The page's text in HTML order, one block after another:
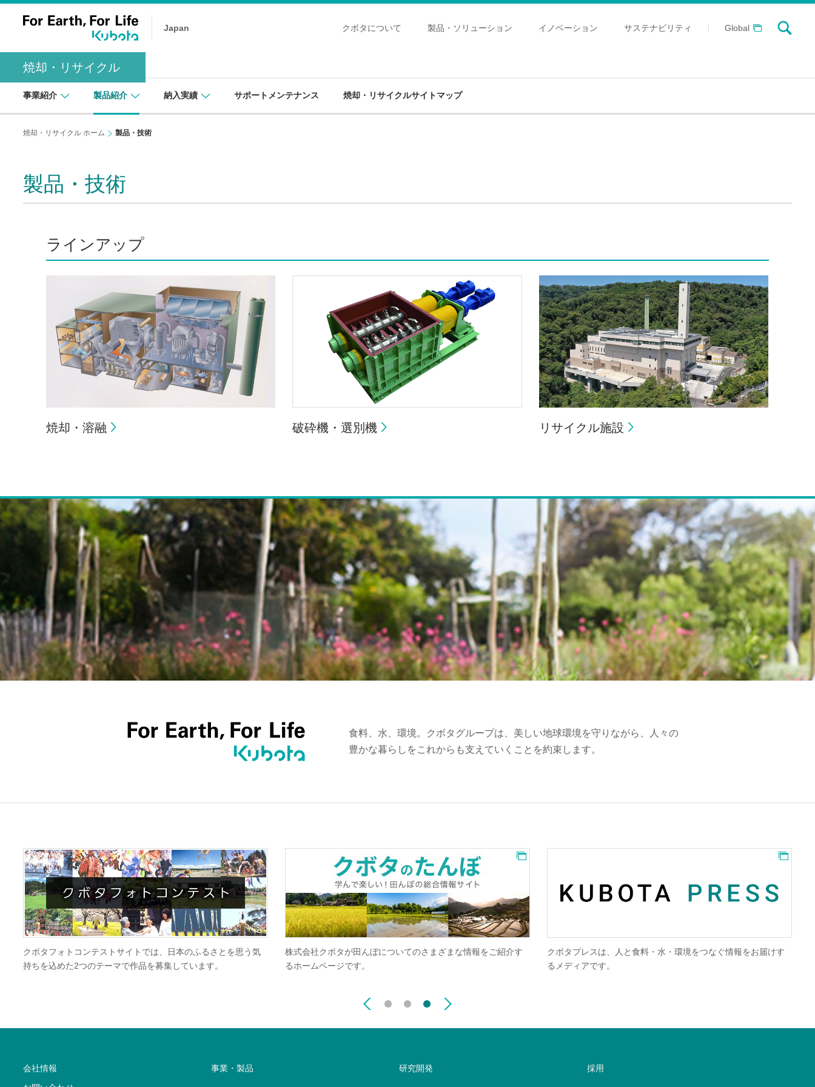
焼却・リサイクル
Japan クボタについて 製品・ソリューション イノベーション サステナビリティ Global
事業紹介 製品紹介 納入実績 サポートメンテナンス 焼却・リサイクルサイトマップ
焼却・リサイクル ホーム 製品・技術
製品・技術
ラインアップ
焼却・溶融 破砕機・選別機 リサイクル施設
食料、水、環境。クボタグループは、美しい地球環境を守りながら、人々の
豊かな暮らしをこれからも支えていくことを約束します。
情報をご紹介す
クボタプレスは、人と食料・水・環境をつなぐ情報をお届けす
るメディアです。
ESG経営を基軸としたクボタの長期ビジョン・中期経営計画を
中心に、財務・非財務情報を紹介しています。
KUBOTA VIRTUAL MUSEUM は、クボタの歴史を
会社情報 事業・製品 研究開発
採用